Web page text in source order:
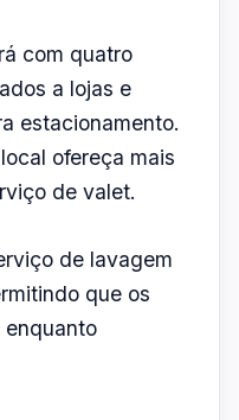
com quatro
a lojas e
estacionamento.
ofereça mais
de valet.
de lavagem
que os
enquanto